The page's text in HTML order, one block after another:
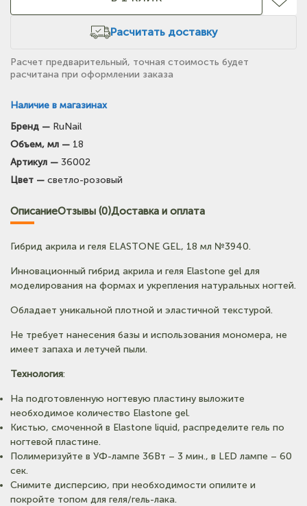
Расчитать доставку
Наличие в магазинах
Тел: +7-3852-721-001
Бренд — RuNail
Объем, мл — 18
Артикул — 36002
Цвет — светло-розовый
Расчет предварительный, точная стоимость будет
расчитана при оформлении заказа
ОписаниеОтзывы (0)Доставка и оплата
Гибрид акрила и геля ELASTONE GEL, 18 мл №3940.
Инновационный гибрид акрила и геля Elastone gel для
моделирования на формах и укрепления натуральных ногтей.
Обладает уникальной плотной и эластичной текстурой.
Не требует нанесения базы и использования мономера, не
имеет запаха и летучей пыли.
Технология:
На подготовленную ногтевую пластину выложите
необходимое количество Elastone gel.
Кистью, смоченной в Elastone liquid, распределите гель по
ногтевой пластине.
Полимеризуйте в УФ-лампе 36Вт – 3 мин., в LED лампе – 60
сек.
Снимите дисперсию, при необходимости опилите и
покройте топом для геля/гель-лака.